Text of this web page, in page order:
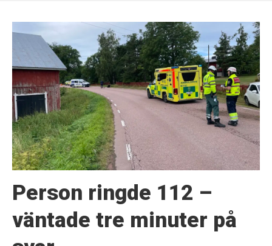
Person ringde 112 –
väntade tre minuter på